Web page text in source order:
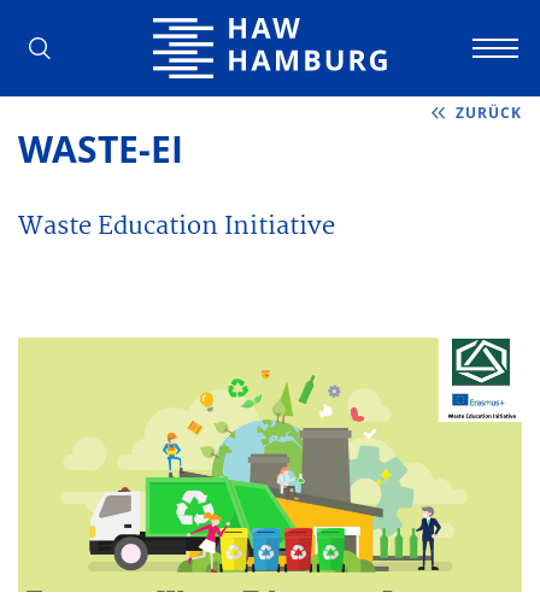
Hochschule für Angewandte
ZURÜCK
WASTE-EI
Waste Education Initiative